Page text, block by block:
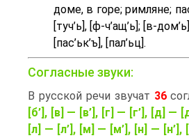
доме, в горе; римляне;
[туч’ь], [ф-ч’aщ’ь]; [в-
[пас’ьк’ъ], [пал’ьц].
Согласные звуки:
В русской речи звучат 36
[б’], [в] — [в’], [г] — [г’], [д] —
[л] — [л’], [м] — [м’], [н] — [н’],